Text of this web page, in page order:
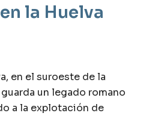
la Huelva
en el suroeste de la
un legado romano
a la explotación de